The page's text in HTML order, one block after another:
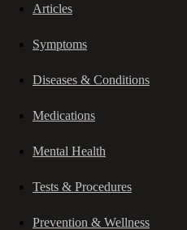
Articles
Symptoms
Diseases & Conditions
Medications
Mental Health
Tests & Procedures
Prevention & Wellness